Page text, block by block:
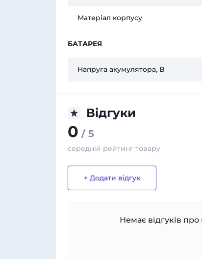
Матеріал корпусу
БАТАРЕЯ
Напруга акумулятора, В
Відгуки
0 / 5
середній рейтинг товару
+ Додати відгук
Немає відгуків